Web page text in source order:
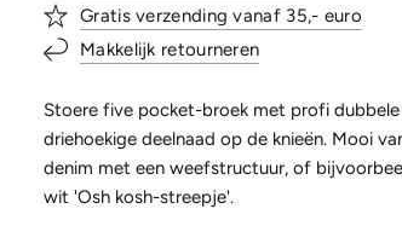
Gratis verzending vanaf 35,- euro
Makkelijk retourneren
Stoere five pocket-broek met profi dubbele
driehoekige deelnaad op de knieën. Mooi
denim met een weefstructuur, of
wit 'Osh kosh-streepje'.